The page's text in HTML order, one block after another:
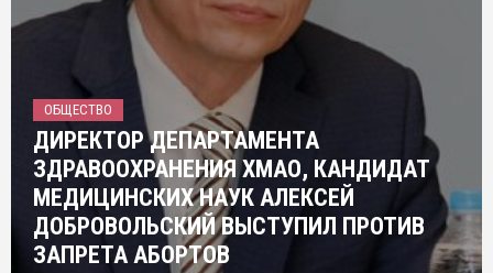
ОБЩЕСТВО
ДИРЕКТОР ДЕПАРТАМЕНТА
ЗДРАВООХРАНЕНИЯ ХМАО, КАНДИДАТ
МЕДИЦИНСКИХ НАУК АЛЕКСЕЙ
ДОБРОВОЛЬСКИЙ ВЫСТУПИЛ ПРОТИВ
ЗАПРЕТА АБОРТОВ